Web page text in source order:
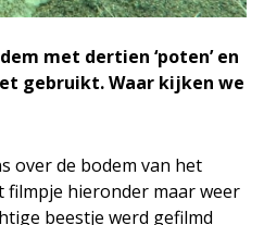
met dertien ‘poten’ en
gebruikt. Waar kijken we
over de bodem van het
hieronder maar weer
beestje werd gefilmd